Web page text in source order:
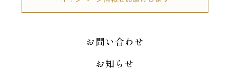
お問い合わせ
お知らせ